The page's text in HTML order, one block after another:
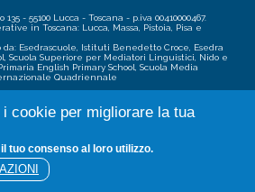
- 55100 Lucca - Toscana - p.iva 00410000467.
in Toscana: Lucca, Massa, Pistoia, Pisa e
da: Esedrascuole, Istituti Benedetto Croce, Esedra
Scuola Superiore per Mediatori Linguistici, Nido e
English Primary School, Scuola Media
Quadriennale
TERMINI E CONDIZIONI
cookie per migliorare la tua
tuo consenso al loro utilizzo.